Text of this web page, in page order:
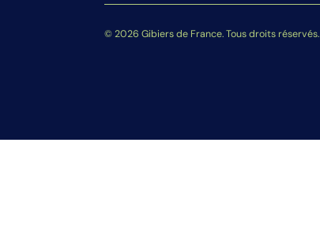
© 2026 Gibiers de France. Tous droits réservés.